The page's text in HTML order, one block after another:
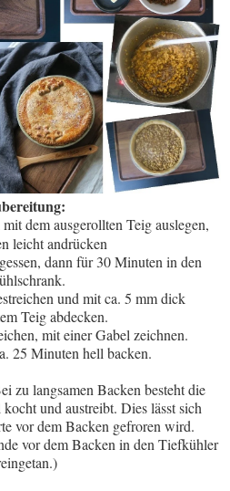
dem ausgerollten Teig auslegen,
leicht andrücken
dann für 30 Minuten in den
und mit ca. 5 mm dick
Teig abdecken.
mit einer Gabel zeichnen.
25 Minuten hell backen.
zu langsamen Backen besteht die
und austreibt. Dies lässt sich
vor dem Backen gefroren wird.
vor dem Backen in den Tiefkühler